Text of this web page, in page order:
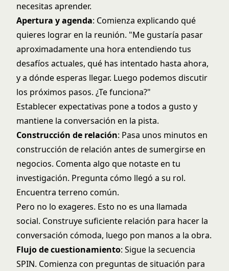
necesitas aprender.
Apertura y agenda: Comienza explicando qué
quieres lograr en la reunión. "Me gustaría pasar
aproximadamente una hora entendiendo tus
desafíos actuales, qué has intentado hasta ahora,
y a dónde esperas llegar. Luego podemos discutir
los próximos pasos. ¿Te funciona?"
Establecer expectativas pone a todos a gusto y
mantiene la conversación en la pista.
Construcción de relación: Pasa unos minutos en
construcción de relación antes de sumergirse en
negocios. Comenta algo que notaste en tu
investigación. Pregunta cómo llegó a su rol.
Encuentra terreno común.
Pero no lo exageres. Esto no es una llamada
social. Construye suficiente relación para hacer la
conversación cómoda, luego pon manos a la obra.
Flujo de cuestionamiento: Sigue la secuencia
SPIN. Comienza con preguntas de situación para